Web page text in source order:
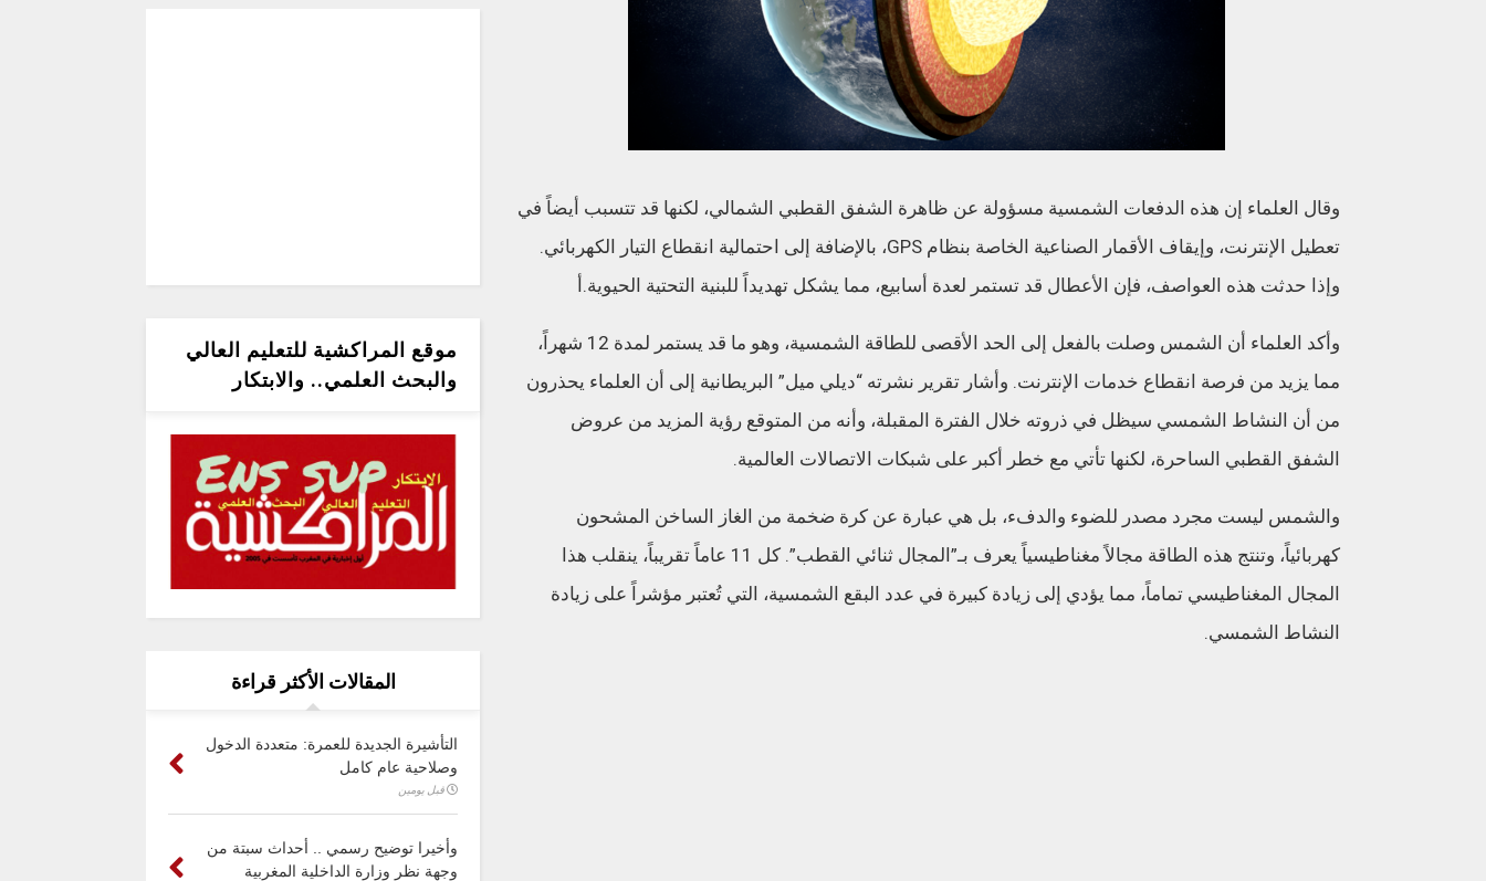
وقال العلماء إن هذه الدفعات الشمسية مسؤولة عن ظاهرة الشفق القطبي الشمالي، لكنها قد تتسبب أيضاً في
تعطيل الإنترنت، وإيقاف الأقمار الصناعية الخاصة بنظام GPS، بالإضافة إلى احتمالية انقطاع التيار الكهربائي.
وإذا حدثت هذه العواصف، فإن الأعطال قد تستمر لعدة أسابيع، مما يشكل تهديداً للبنية التحتية الحيوية.أ
وأكد العلماء أن الشمس وصلت بالفعل إلى الحد الأقصى للطاقة الشمسية، وهو ما قد يستمر لمدة 12 شهراً،
مما يزيد من فرصة انقطاع خدمات الإنترنت. وأشار تقرير نشرته “ديلي ميل” البريطانية إلى أن العلماء يحذرون
من أن النشاط الشمسي سيظل في ذروته خلال الفترة المقبلة، وأنه من المتوقع رؤية المزيد من عروض
الشفق القطبي الساحرة، لكنها تأتي مع خطر أكبر على شبكات الاتصالات العالمية.
والشمس ليست مجرد مصدر للضوء والدفء، بل هي عبارة عن كرة ضخمة من الغاز الساخن المشحون
كهربائياً، وتنتج هذه الطاقة مجالاً مغناطيسياً يعرف بـ”المجال ثنائي القطب”. كل 11 عاماً تقريباً، ينقلب هذا
المجال المغناطيسي تماماً، مما يؤدي إلى زيادة كبيرة في عدد البقع الشمسية، التي تُعتبر مؤشراً على زيادة
النشاط الشمسي.
موقع المراكشية للتعليم العالي
والبحث العلمي.. والابتكار
المقالات الأكثر قراءة
التأشيرة الجديدة للعمرة: متعددة الدخول
وصلاحية عام كامل
قبل يومين
وأخيرا توضيح رسمي .. أحداث سبتة من
وجهة نظر وزارة الداخلية المغربية